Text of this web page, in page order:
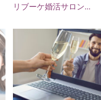
リブーケ婚活サロン...